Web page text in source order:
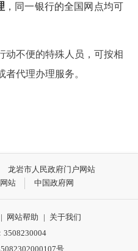
，同一银行的全国网点均可
动不便的特殊人员，可按相
代理办理服务。
龙岩市人民政府门户网站
站
中国政府网
| 网站帮助 | 关于我们
3508230004
号